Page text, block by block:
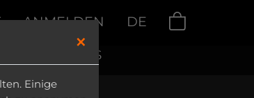
ANMELDEN DE
MY PRODUCTS
×
Einige